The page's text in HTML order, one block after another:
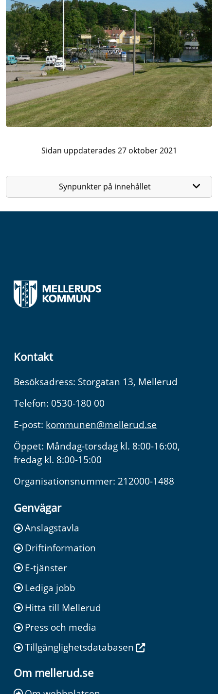
Sidan uppdaterades 27 oktober 2021
Synpunkter på innehållet
Kontakt
Besöksadress: Storgatan 13, Mellerud
Telefon: 0530-180 00
E-post: kommunen@mellerud.se
Öppet: Måndag-torsdag kl. 8:00-16:00,
fredag kl. 8:00-15:00
Organisationsnummer: 212000-1488
Genvägar
Anslagstavla
Driftinformation
E-tjänster
Lediga jobb
Hitta till Mellerud
Press och media
Tillgänglighetsdatabasen
Om mellerud.se